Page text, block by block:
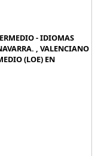
- IDIOMAS
, VALENCIANO
(LOE) EN